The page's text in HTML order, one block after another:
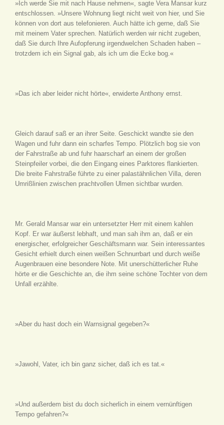
»Ich werde Sie mit nach Hause nehmen«, sagte Vera Mansar kurz
entschlossen. »Unsere Wohnung liegt nicht weit von hier, und Sie
können von dort aus telefonieren. Auch hätte ich gerne, daß Sie
mit meinem Vater sprechen. Natürlich werden wir nicht zugeben,
daß Sie durch Ihre Aufopferung irgendwelchen Schaden haben –
trotzdem ich ein Signal gab, als ich um die Ecke bog.«
»Das ich aber leider nicht hörte«, erwiderte Anthony ernst.
Gleich darauf saß er an ihrer Seite. Geschickt wandte sie den
Wagen und fuhr dann ein scharfes Tempo. Plötzlich bog sie von
der Fahrstraße ab und fuhr haarscharf an einem der großen
Steinpfeiler vorbei, die den Eingang eines Parktores flankierten.
Die breite Fahrstraße führte zu einer palastähnlichen Villa, deren
Umrißlinien zwischen prachtvollen Ulmen sichtbar wurden.
Mr. Gerald Mansar war ein untersetzter Herr mit einem kahlen
Kopf. Er war äußerst lebhaft, und man sah ihm an, daß er ein
energischer, erfolgreicher Geschäftsmann war. Sein interessantes
Gesicht erhielt durch einen weißen Schnurrbart und durch weiße
Augenbrauen eine besondere Note. Mit unerschütterlicher Ruhe
hörte er die Geschichte an, die ihm seine schöne Tochter von dem
Unfall erzählte.
»Aber du hast doch ein Warnsignal gegeben?«
»Jawohl, Vater, ich bin ganz sicher, daß ich es tat.«
»Und außerdem bist du doch sicherlich in einem vernünftigen
Tempo gefahren?«